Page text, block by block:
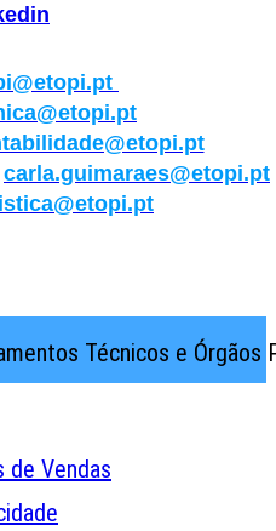
carla.guimaraes@etopi.pt
Técnicos e
de Vendas